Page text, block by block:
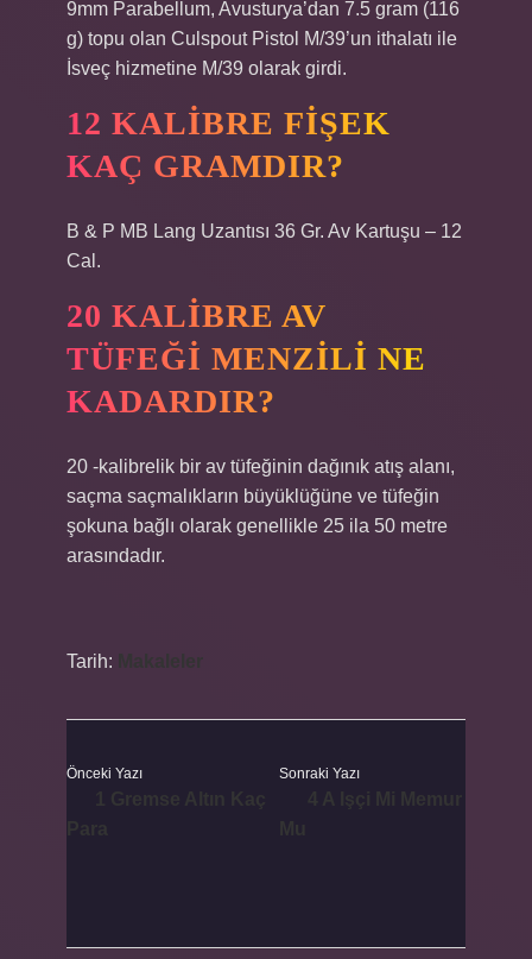
9mm Parabellum, Avusturya’dan 7.5 gram (116
g) topu olan Culspout Pistol M/39’un ithalatı ile
İsveç hizmetine M/39 olarak girdi.
12 KALIBRE FIŞEK
KAÇ GRAMDIR?
B & P MB Lang Uzantısı 36 Gr. Av Kartuşu – 12
Cal.
20 KALIBRE AV
TÜFEĞI MENZILI NE
KADARDIR?
20 -kalibrelik bir av tüfeğinin dağınık atış alanı,
saçma saçmalıkların büyüklüğüne ve tüfeğin
şokuna bağlı olarak genellikle 25 ila 50 metre
arasındadır.
Tarih:
Önceki Yazı Sonraki Yazı